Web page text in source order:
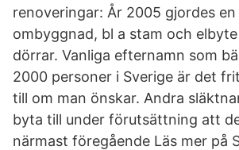
renoveringar: År 2005 gjordes
ombyggnad, bl a stam och
dörrar. Vanliga efternamn som
2000 personer i Sverige är det
till om man önskar. Andra
byta till under förutsättning att
närmast föregående Läs mer på